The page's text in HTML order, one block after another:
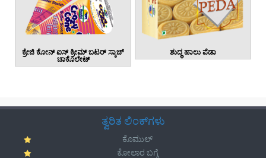
ಕ್ರೇಜಿ ಕೋನ್ ಐಸ್ ಕ್ರೀಮ್ ಬಟರ್ ಸ್ಕಾಚ್
ಚಾಕೊಲೇಟ್
ಶುದ್ಧ ಹಾಲು ಪೆಡಾ
ತ್ವರಿತ ಲಿಂಕ್‌ಗಳು
ಕೊಮುಲ್
ಕೋಲಾರ ಬಗ್ಗೆ